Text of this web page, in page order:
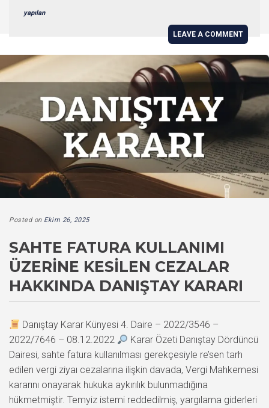
yapılan
LEAVE A COMMENT
Posted on Ekim 26, 2025
SAHTE FATURA KULLANIMI
ÜZERINE KESILEN CEZALAR
HAKKINDA DANIŞTAY KARARI
Danıştay Karar Künyesi 4. Daire – 2022/3546 –
2022/7646 – 08.12.2022
Karar Özeti Danıştay Dördüncü
Dairesi, sahte fatura kullanılması gerekçesiyle re’sen tarh
edilen vergi ziyaı cezalarına ilişkin davada, Vergi Mahkemesi
kararını onayarak hukuka aykırılık bulunmadığına
hükmetmiştir. Temyiz istemi reddedilmiş, yargılama giderleri